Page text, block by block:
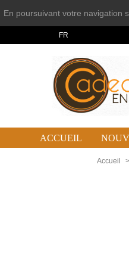
En poursuivant votre navigation
FR
ACCUEIL
Accueil >